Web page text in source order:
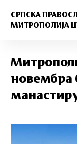
СРПСКА
МИТРОПОЛИЈА
новембра